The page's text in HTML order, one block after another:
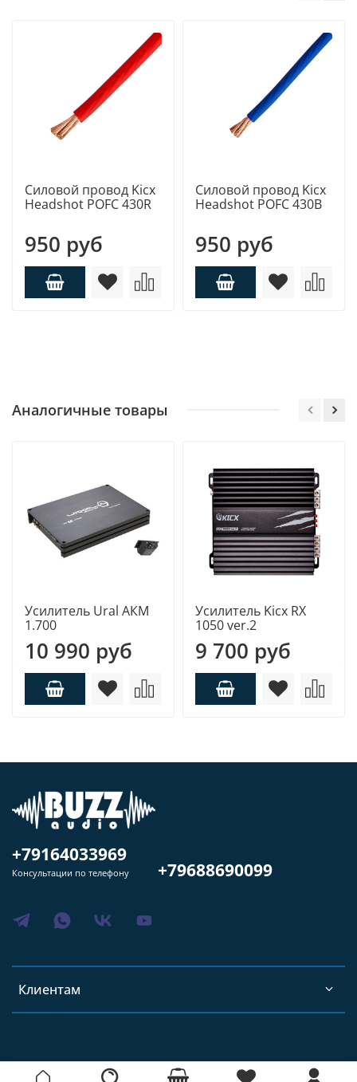
Силовой провод Kicx
Headshot POFC 430R
950 руб
Силовой провод Kicx
Headshot POFC 430B
950 руб
Аналогичные товары
Усилитель Ural АКM
1.700
10 990 руб
Усилитель Kicx RX
1050 ver.2
9 700 руб
Клиентам
+79164033969
Консультации по телефону +79688690099